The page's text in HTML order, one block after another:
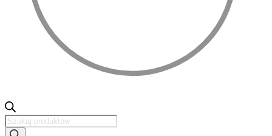
Wyszukiwarka
produktów